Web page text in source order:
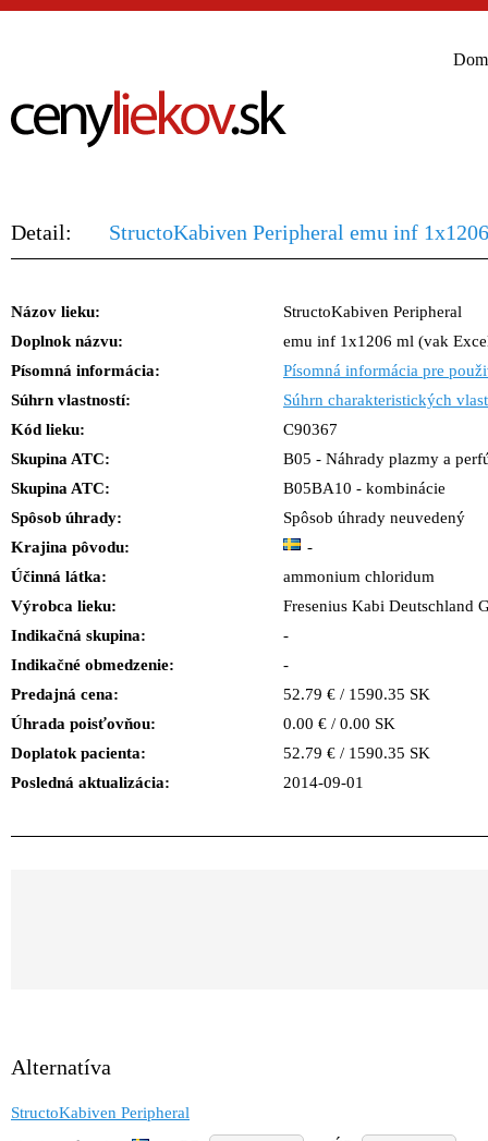
Detail: StructoKabiven Peripheral emu inf
Názov lieku:
StructoKabiven Peripheral
Doplnok názvu:
emu inf 1x1206 ml (vak
Písomná informácia:
Písomná informácia pre
Súhrn vlastností:
Súhrn charakteristických
Kód lieku:
C90367
Skupina ATC:
B05 - Náhrady plazmy a
Skupina ATC:
B05BA10 - kombinácie
Spôsob úhrady:
Spôsob úhrady neuvedený
Krajina pôvodu:
-
Účinná látka:
ammonium chloridum
Výrobca lieku:
Fresenius Kabi Deutschland
Indikačná skupina:
-
Indikačné obmedzenie:
-
Predajná cena:
52.79 € / 1590.35 SK
Úhrada poisťovňou:
0.00 € / 0.00 SK
Doplatok pacienta:
52.79 € / 1590.35 SK
Posledná aktualizácia:
2014-09-01
Alternatíva
StructoKabiven Peripheral